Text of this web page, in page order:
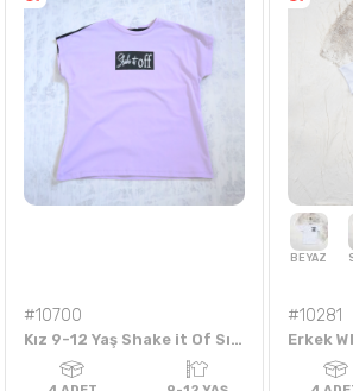
KOYU BEJ
#10700
Kız 9-12 Yaş Shake it Of Sırt Baskılı Basdi
#10281